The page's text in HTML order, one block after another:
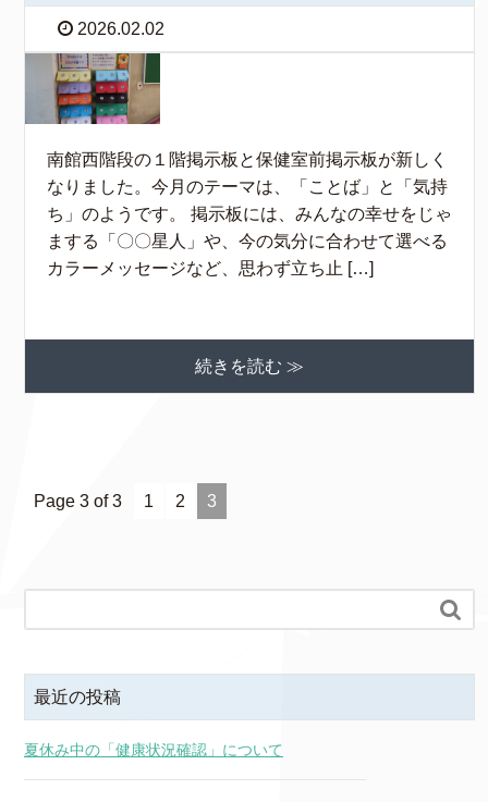
2026.02.02
南館西階段の１階掲示板と保健室前掲示板が新しく
なりました。今月のテーマは、「ことば」と「気持
ち」のようです。 掲示板には、みんなの幸せをじゃ
まする「〇〇星人」や、今の気分に合わせて選べる
カラーメッセージなど、思わず立ち止 […]
続きを読む ≫
Page 3 of 3 1 2 3

最近の投稿
夏休み中の「健康状況確認」について